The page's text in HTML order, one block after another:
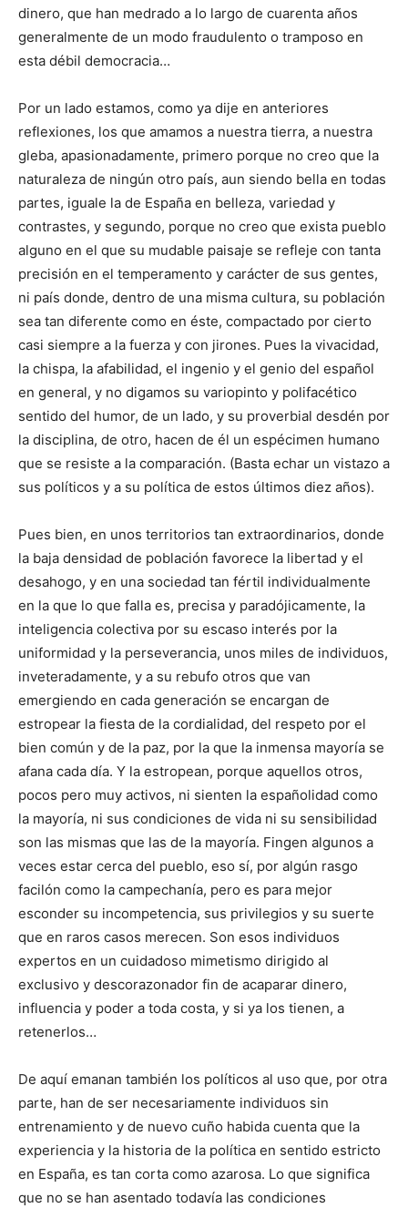
dinero, que han medrado a lo largo de cuarenta años
generalmente de un modo fraudulento o tramposo en
esta débil democracia…
Por un lado estamos, como ya dije en anteriores
reflexiones, los que amamos a nuestra tierra, a nuestra
gleba, apasionadamente, primero porque no creo que la
naturaleza de ningún otro país, aun siendo bella en todas
partes, iguale la de España en belleza, variedad y
contrastes, y segundo, porque no creo que exista pueblo
alguno en el que su mudable paisaje se refleje con tanta
precisión en el temperamento y carácter de sus gentes,
ni país donde, dentro de una misma cultura, su población
sea tan diferente como en éste, compactado por cierto
casi siempre a la fuerza y con jirones. Pues la vivacidad,
la chispa, la afabilidad, el ingenio y el genio del español
en general, y no digamos su variopinto y polifacético
sentido del humor, de un lado, y su proverbial desdén por
la disciplina, de otro, hacen de él un espécimen humano
que se resiste a la comparación. (Basta echar un vistazo a
sus políticos y a su política de estos últimos diez años).
Pues bien, en unos territorios tan extraordinarios, donde
la baja densidad de población favorece la libertad y el
desahogo, y en una sociedad tan fértil individualmente
en la que lo que falla es, precisa y paradójicamente, la
inteligencia colectiva por su escaso interés por la
uniformidad y la perseverancia, unos miles de individuos,
inveteradamente, y a su rebufo otros que van
emergiendo en cada generación se encargan de
estropear la fiesta de la cordialidad, del respeto por el
bien común y de la paz, por la que la inmensa mayoría se
afana cada día. Y la estropean, porque aquellos otros,
pocos pero muy activos, ni sienten la españolidad como
la mayoría, ni sus condiciones de vida ni su sensibilidad
son las mismas que las de la mayoría. Fingen algunos a
veces estar cerca del pueblo, eso sí, por algún rasgo
facilón como la campechanía, pero es para mejor
esconder su incompetencia, sus privilegios y su suerte
que en raros casos merecen. Son esos individuos
expertos en un cuidadoso mimetismo dirigido al
exclusivo y descorazonador fin de acaparar dinero,
influencia y poder a toda costa, y si ya los tienen, a
retenerlos…
De aquí emanan también los políticos al uso que, por otra
parte, han de ser necesariamente individuos sin
entrenamiento y de nuevo cuño habida cuenta que la
experiencia y la historia de la política en sentido estricto
en España, es tan corta como azarosa. Lo que significa
que no se han asentado todavía las condiciones